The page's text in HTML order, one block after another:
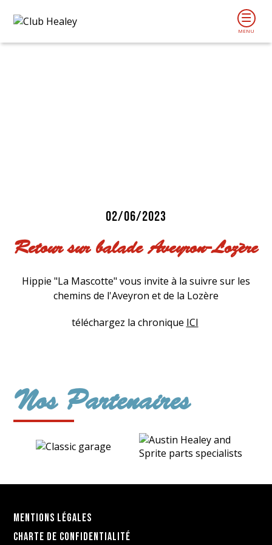
02/06/2023
Retour sur balade Aveyron-Lozère
Hippie "La Mascotte" vous invite à la suivre sur les
chemins de l'Aveyron et de la Lozère
téléchargez la chronique ICI
Nos Partenaires
Mentions légales
Charte de confidentialité